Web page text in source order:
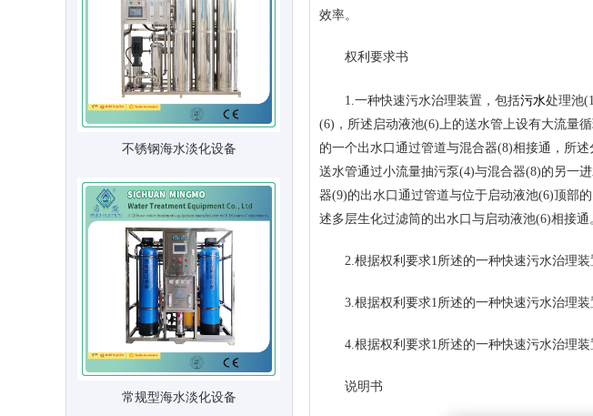
不锈钢海水淡化设备
常规型海水淡化设备
效率。
权利要求书
1.一种快速污水治理装置，包括污水处理池
(6)，所述启动液池(6)上的送水管上设有大流量
的一个出水口通过管道与混合器(8)相接通，所
送水管通过小流量抽污泵(4)与混合器(8)的另一
器(9)的出水口通过管道与位于启动液池(6)顶部
述多层生化过滤筒的出水口与启动液池(6)相接通
2.根据权利要求1所述的一种快速污水治理装
3.根据权利要求1所述的一种快速污水治理装
4.根据权利要求1所述的一种快速污水治理装
说明书